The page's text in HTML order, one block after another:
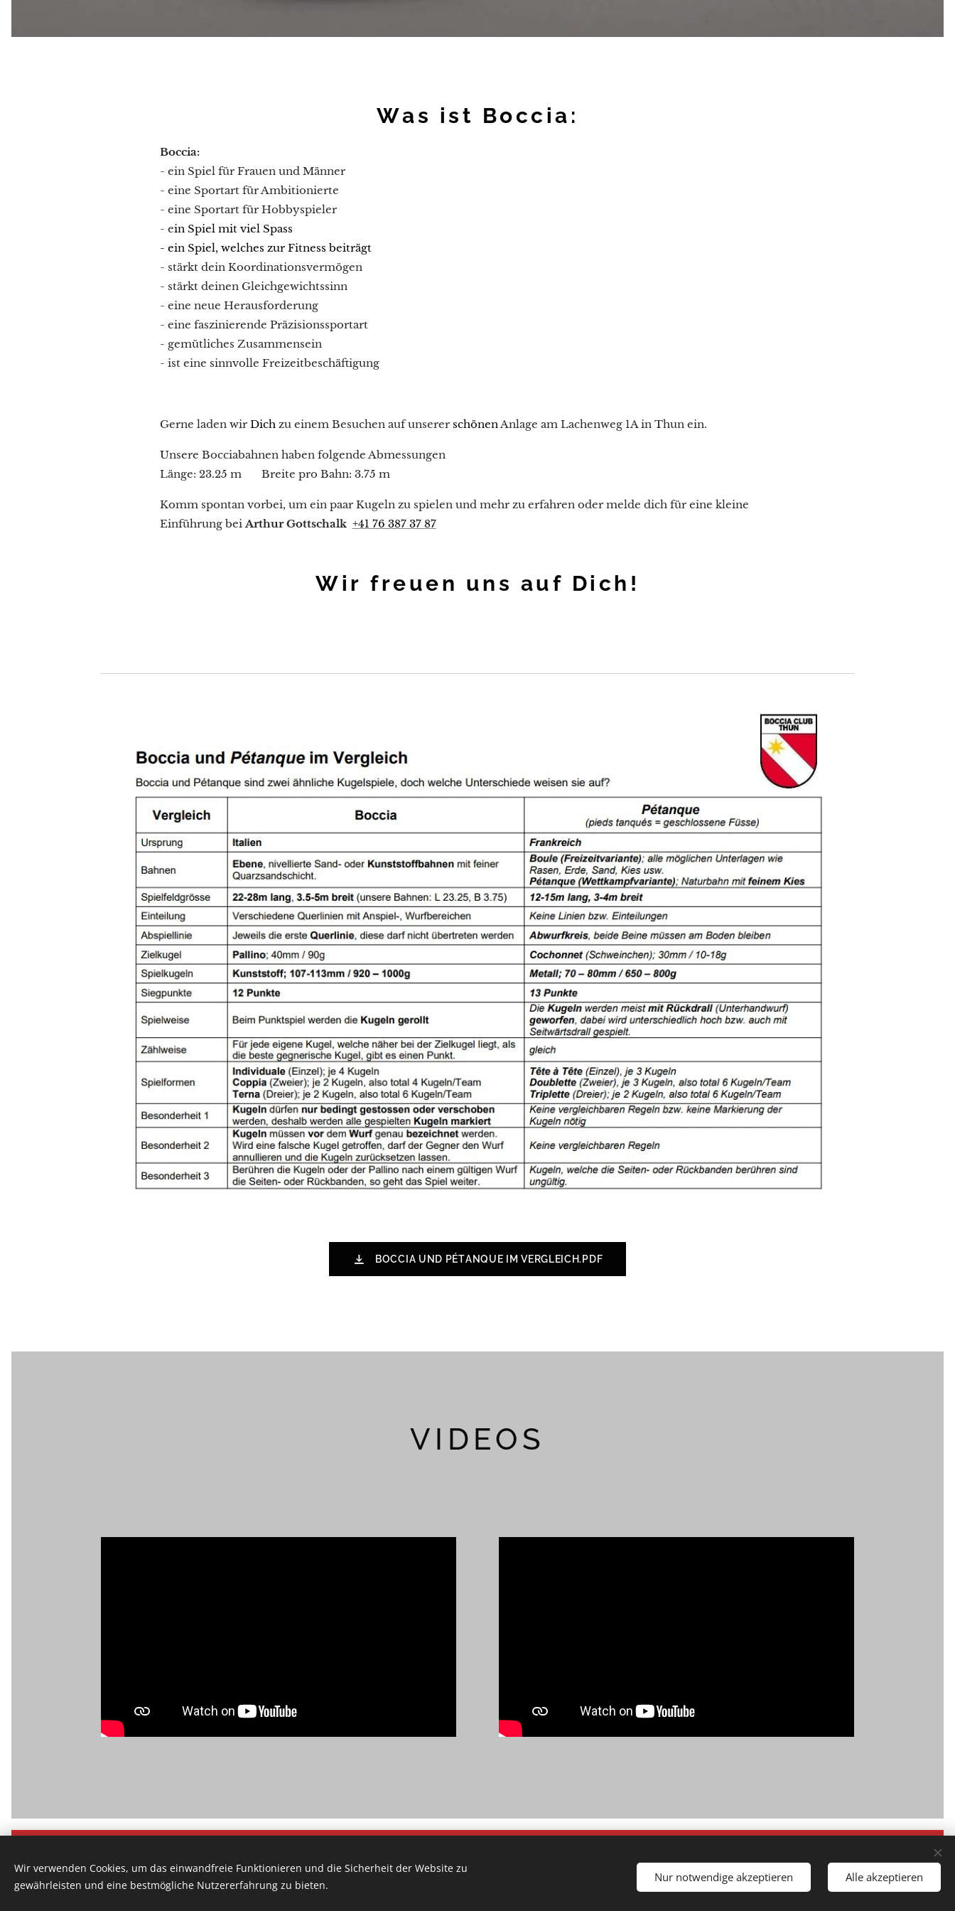
Was ist Boccia:
Boccia:
- ein Spiel für Frauen und Männer
- eine Sportart für Ambitionierte
- eine Sportart für Hobbyspieler
- ein Spiel mit viel Spass
- ein Spiel, welches zur Fitness beiträgt
- stärkt dein Koordinationsvermögen
- stärkt deinen Gleichgewichtssinn
- eine neue Herausforderung
- eine faszinierende Präzisionssportart
- gemütliches Zusammensein
- ist eine sinnvolle Freizeitbeschäftigung
Gerne laden wir Dich zu einem Besuchen auf unserer schönenAnlage am Lachenweg 1A in Thun ein.
Unsere Bocciabahnen haben folgende Abmessungen
Länge: 23.25 m Breite pro Bahn: 3.75 m
Komm spontan vorbei, um ein paar Kugeln zu spielen und mehr zu erfahren oder melde dich für eine kleine
Einführung beiArthur Gottschalk +41 76 387 37 87
Wir freuen uns auf Dich!
BOCCIA UND PÉTANQUE IM VERGLEICH.PDF
VIDEOS
Datenschutzerklärung
Cookies
Wir verwenden Cookies, um das einwandfreie Funktionieren und die Sicherheit der Website zu
gewährleisten und eine bestmögliche Nutzererfahrung zu bieten.
Nur notwendige akzeptieren Alle akzeptieren